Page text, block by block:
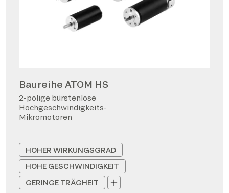
Baureihe ATOM HS
2-polige bürstenlose
Hochgeschwindigkeits-
Mikromotoren
HOHER WIRKUNGSGRAD
HOHE GESCHWINDIGKEIT
GERINGE TRÄGHEIT